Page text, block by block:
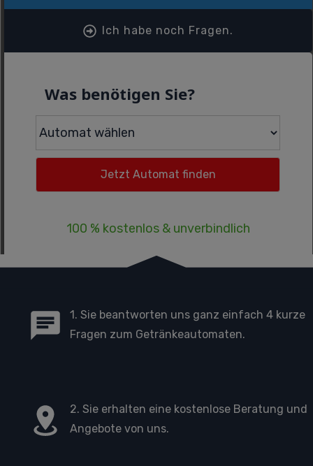
Ich habe noch Fragen.
Was benötigen Sie?
100 % kostenlos & unverbindlich
1. Sie beantworten uns ganz einfach 4 kurze
Fragen zum Getränkeautomaten.
2. Sie erhalten eine kostenlose Beratung und
Angebote von uns.